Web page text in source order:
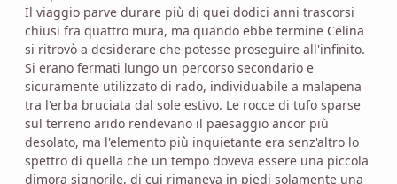
Il viaggio parve durare più di quei dodici anni trascorsi
chiusi fra quattro mura, ma quando ebbe termine Celina
si ritrovò a desiderare che potesse proseguire all'infinito.
Si erano fermati lungo un percorso secondario e
sicuramente utilizzato di rado, individuabile a malapena
tra l'erba bruciata dal sole estivo. Le rocce di tufo sparse
sul terreno arido rendevano il paesaggio ancor più
desolato, ma l'elemento più inquietante era senz'altro lo
spettro di quella che un tempo doveva essere una piccola
dimora signorile, di cui rimaneva in piedi solamente una